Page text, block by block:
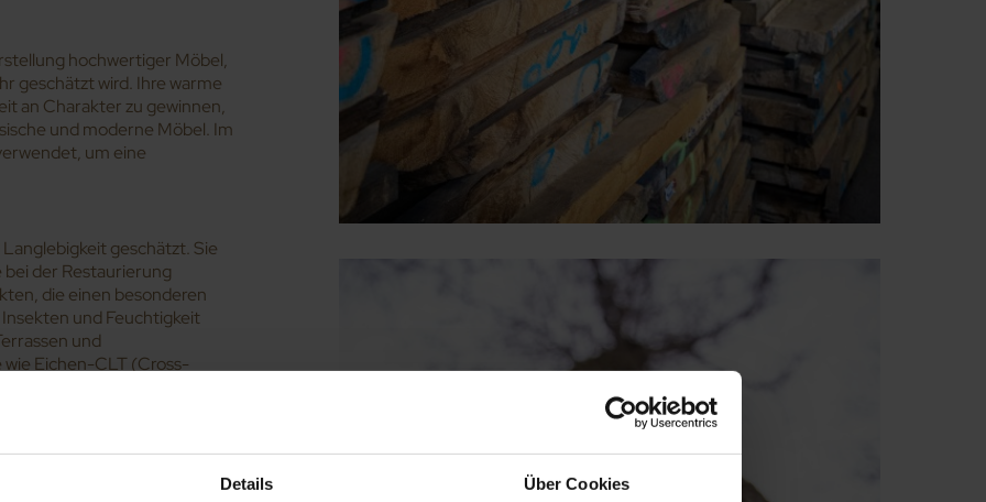
Details Über Cookies
hochwertiger Möbel,
geschätzt wird. Ihre warme
an Charakter zu gewinnen,
und moderne Möbel. Im
um eine
geschätzt. Sie
der Restaurierung
die einen besonderen
und Feuchtigkeit
und
Eichen-CLT (Cross-
Eiche ist die Herstellung
Eigenschaften des